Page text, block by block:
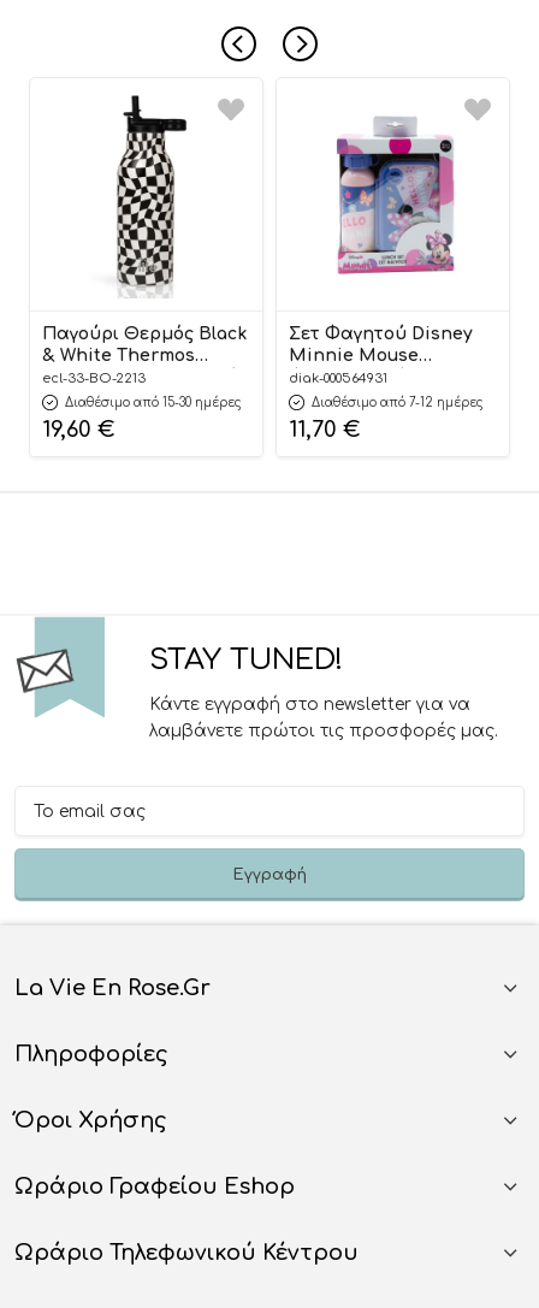
Παγούρι Θερμός Black
& White Thermos
550ml | Με Εσωτερικό
Καλαμάκι – Ecolife
ecl-33-BO-2213
Διαθέσιμο από 15-30 ημέρες
19,60 €
Σετ Φαγητού Disney
Minnie Mouse
Φαγητοδοχείο 800ml-
Παγούρι Ανοξείδωτο
500ml | Must
5205698741432
diak-000564931
Διαθέσιμο από 7-12 ημέρες
11,70 €
STAY TUNED!
Κάντε εγγραφή στο newsletter για να
λαμβάνετε πρώτοι τις προσφορές μας.
La Vie En Rose.gr
Πληροφορίες
Όροι Χρήσης
Ωράριο Γραφείου Eshop
Ωράριο Τηλεφωνικού Κέντρου